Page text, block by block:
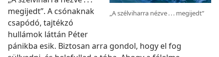
„A szélviharra nézve . . . megijedt”
megijedt”. A csónaknak
csapódó, tajtékzó
hullámok láttán Péter
pánikba esik. Biztosan arra gondol, hogy el fog